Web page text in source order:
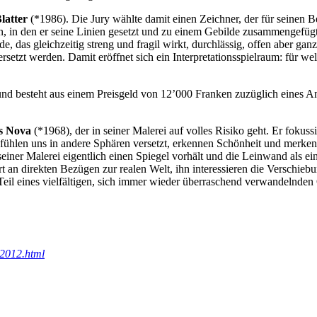
(*1986). Die Jury wählte damit einen Zeichner, der für seinen
in den er seine Linien gesetzt und zu einem Gebilde
das gleichzeitig streng und fragil wirkt, durchlässig, offen aber
werden. Damit eröffnet sich ein Interpretationsspielraum: für
besteht aus einem Preisgeld von 12’000 Franken zuzüglich eines
Nova (*1968), der in seiner Malerei auf volles Risiko geht. Er
uns in andere Sphären versetzt, erkennen Schönheit und
Malerei eigentlich einen Spiegel vorhält und die Leinwand als
direkten Bezügen zur realen Welt, ihn interessieren die
eines vielfältigen, sich immer wieder überraschend